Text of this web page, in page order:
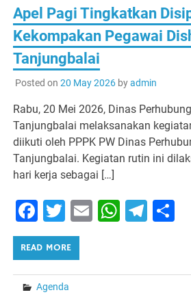
Apel Pagi Tingkatkan
Kekompakan Pegawai
Tanjungbalai
Posted on 20 May 2026byadmin
Rabu, 20 Mei 2026, Dinas
Tanjungbalai melaksanakan
diikuti oleh PPPK PW Dinas
Tanjungbalai. Kegiatan rutin ini
hari kerja sebagai […]
Facebook
Twitter
Email
READ MORE
Agenda